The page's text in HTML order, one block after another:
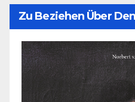
Zu Beziehen Über